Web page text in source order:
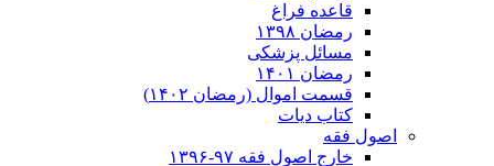
قاعده فراغ
رمضان ۱۳۹۸
مسائل پزشکی
رمضان ۱۴۰۱
قسمت اموال (رمضان ۱۴۰۲)
کتاب دیات
اصول فقه
خارج اصول فقه ۹۷-۱۳۹۶